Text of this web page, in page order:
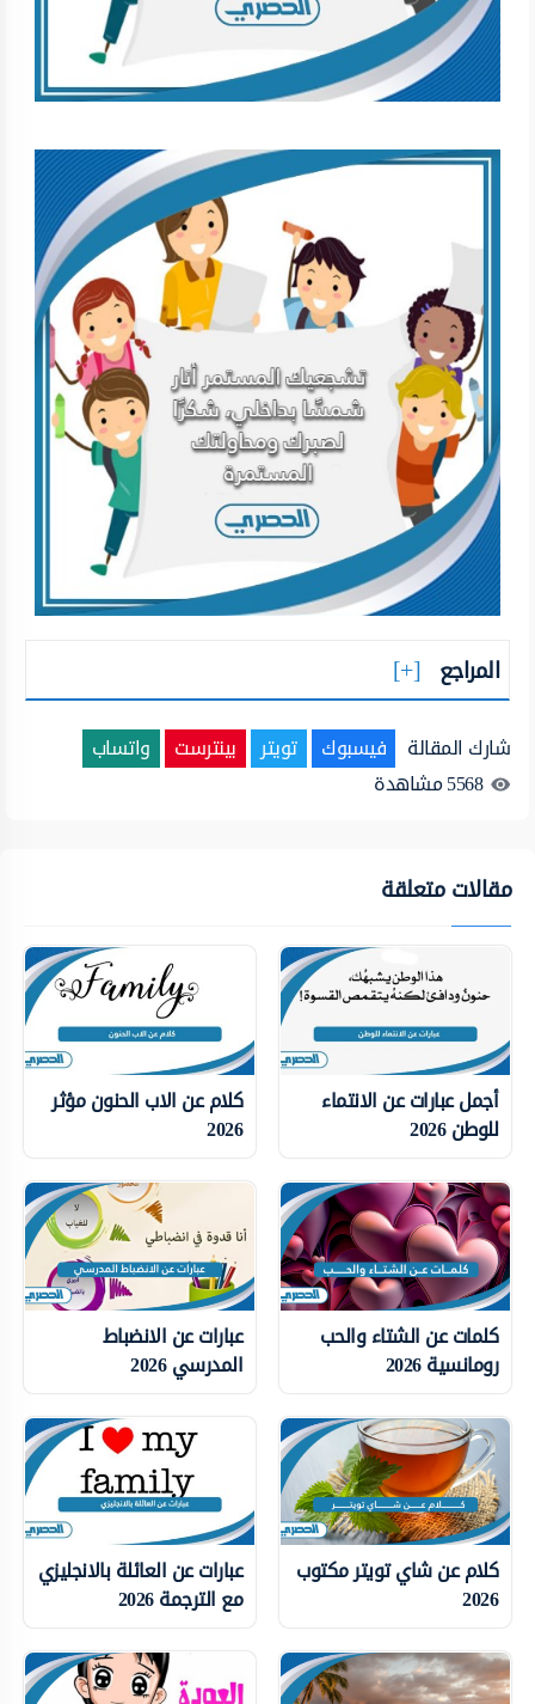
المراجع
شارك المقالة فيسبوك تويتر بينترست
واتساب
5568مشاهدة
مقالات متعلقة
أجمل عبارات عن الانتماء
للوطن 2026
كلام عن الاب الحنون مؤثر
2026
كلمات عن الشتاء والحب
رومانسية 2026
عبارات عن الانضباط
المدرسي 2026
كلام عن شاي تويتر مكتوب
2026
عبارات عن العائلة بالانجليزي
مع الترجمة 2026